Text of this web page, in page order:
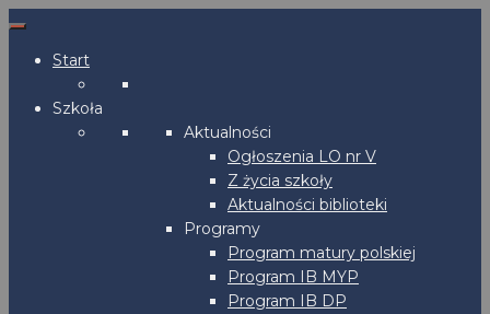
Start
Szkoła
Aktualności
Ogłoszenia LO nr V
Z życia szkoły
Aktualności biblioteki
Programy
Program matury polskiej
Program IB MYP
Program IB DP